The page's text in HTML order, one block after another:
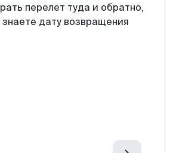
перелет туда и обратно,
дату возвращения